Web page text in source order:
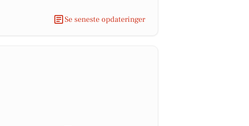
Se seneste opdateringer